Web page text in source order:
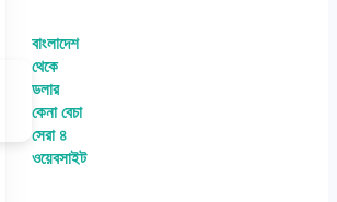
বাংলাদেশ
থেকে
ডলার
কেনা বেচা
সেরা ৪
ওয়েবসাইট